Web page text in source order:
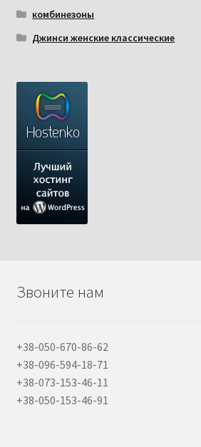
комбинезоны
Джинси женские классические
Звоните нам
+38-050-670-86-62
+38-096-594-18-71
+38-073-153-46-11
+38-050-153-46-91